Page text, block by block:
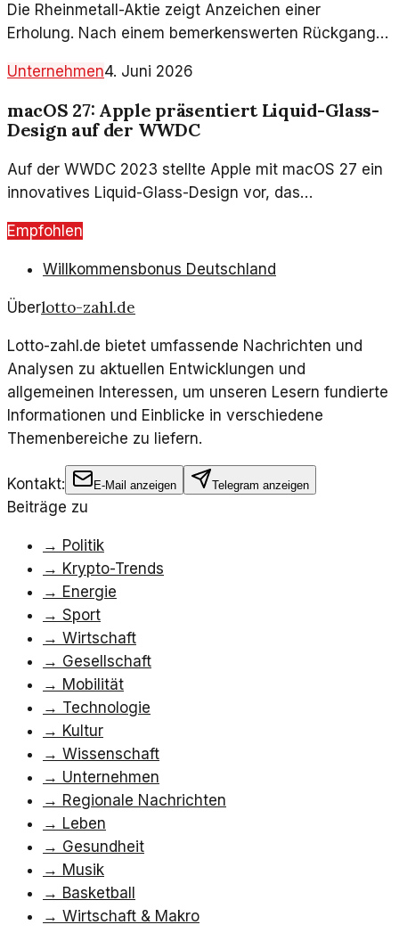
Die Rheinmetall-Aktie zeigt Anzeichen einer
Erholung. Nach einem bemerkenswerten Rückgang
Entwicklungen und ihre Bedeutung für Investoren.
Unternehmen4. Juni 2026
macOS 27: Apple präsentiert Liquid-Glass-
Design auf der WWDC
Auf der WWDC 2023 stellte Apple mit macOS 27 ein
innovatives Liquid-Glass-Design vor, das
revolutionieren könnte. Die neuen Funktionen zeigen,
wie Apple weiterhin an der Spitze der
Empfohlen
Willkommensbonus Deutschland
Überlotto-zahl.de
Lotto-zahl.de bietet umfassende Nachrichten und
Analysen zu aktuellen Entwicklungen und
allgemeinen Interessen, um unseren Lesern fundierte
Informationen und Einblicke in verschiedene
Themenbereiche zu liefern.
Kontakt: E-Mail anzeigen Telegram anzeigen
Beiträge zu
→ Politik
→ Krypto-Trends
→ Energie
→ Sport
→ Wirtschaft
→ Gesellschaft
→ Mobilität
→ Technologie
→ Kultur
→ Wissenschaft
→ Unternehmen
→ Regionale Nachrichten
→ Leben
→ Gesundheit
→ Musik
→ Basketball
→ Wirtschaft & Makro